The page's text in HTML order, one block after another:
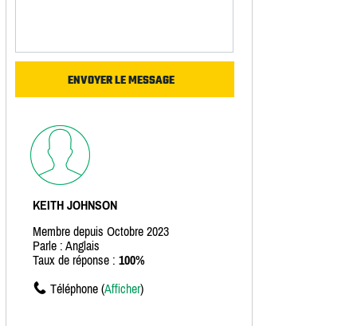
KEITH JOHNSON
Membre depuis Octobre 2023
Parle : Anglais
Taux de réponse : 100%
Téléphone (Afficher)